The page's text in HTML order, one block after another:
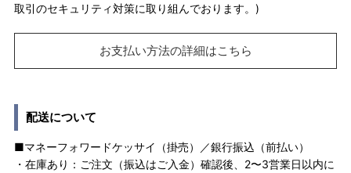
取引のセキュリティ対策に取り組んでおります。)
お支払い方法の詳細はこちら
配送について
■マネーフォワードケッサイ（掛売）／銀行振込（前払い）
・在庫あり：ご注文（振込はご入金）確認後、2〜3営業日以内に